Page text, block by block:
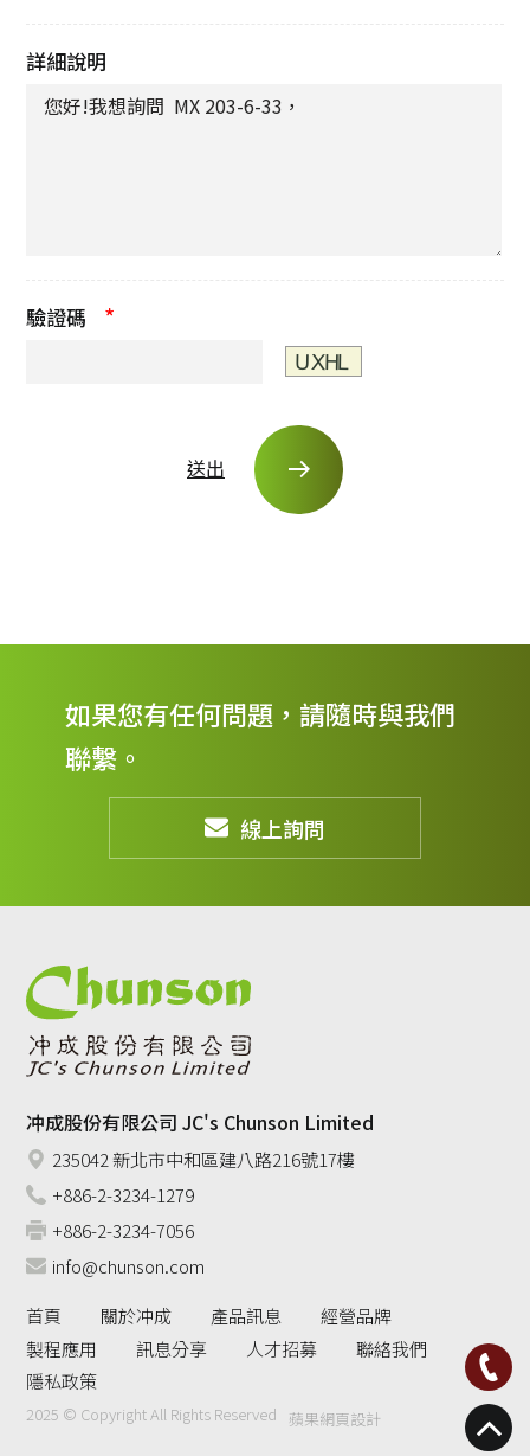
詳細說明
驗證碼 *
送出
如果您有任何問題，請隨時與我們
聯繫。
線上詢問
冲成股份有限公司 JC's Chunson Limited
235042 新北市中和區建八路216號17樓
+886-2-3234-1279
+886-2-3234-7056
info@chunson.com
首頁 關於冲成 產品訊息
經營品牌
製程應用
訊息分享 人才招募
聯絡我們
隱私政策
2025 © Copyright All Rights Reserved 蘋果網頁設計